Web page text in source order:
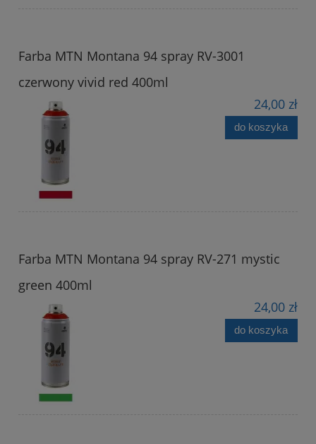
Farba MTN Montana 94 spray RV-3001
czerwony vivid red 400ml
24,00 zł
do koszyka
Farba MTN Montana 94 spray RV-271 mystic
green 400ml
24,00 zł
do koszyka